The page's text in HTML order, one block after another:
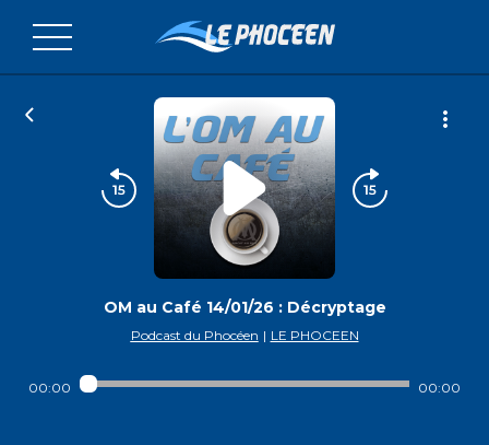
OM au Café 14/01/26 : Décryptage
Podcast du Phocéen | LE PHOCEEN
00:00 00:00